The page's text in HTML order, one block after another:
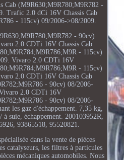
Cab (M9R630;M9R780;M9R782 -
Trafic 2.0 dCi 16V Chassis Cab
- 115cv) 09/2006->08/2009.
- 90cv)
2.0 CDTi 16V Chassis Cab
- 115cv)
Vivaro 2.0 CDTi 16V
- 115cv)
2.0 CDTi 16V Chassis Cab
- 90cv) 08/2006-
2.0 CDTi 16V
- 90cv) 08/2006-
les gaz d'échappement. 7,35 kg,
suie, échappement. 200103952R,
93865518, 95520821.
dans la vente de pièces
catalyseurs, les filtres à particules
mécaniques automobiles. Nous